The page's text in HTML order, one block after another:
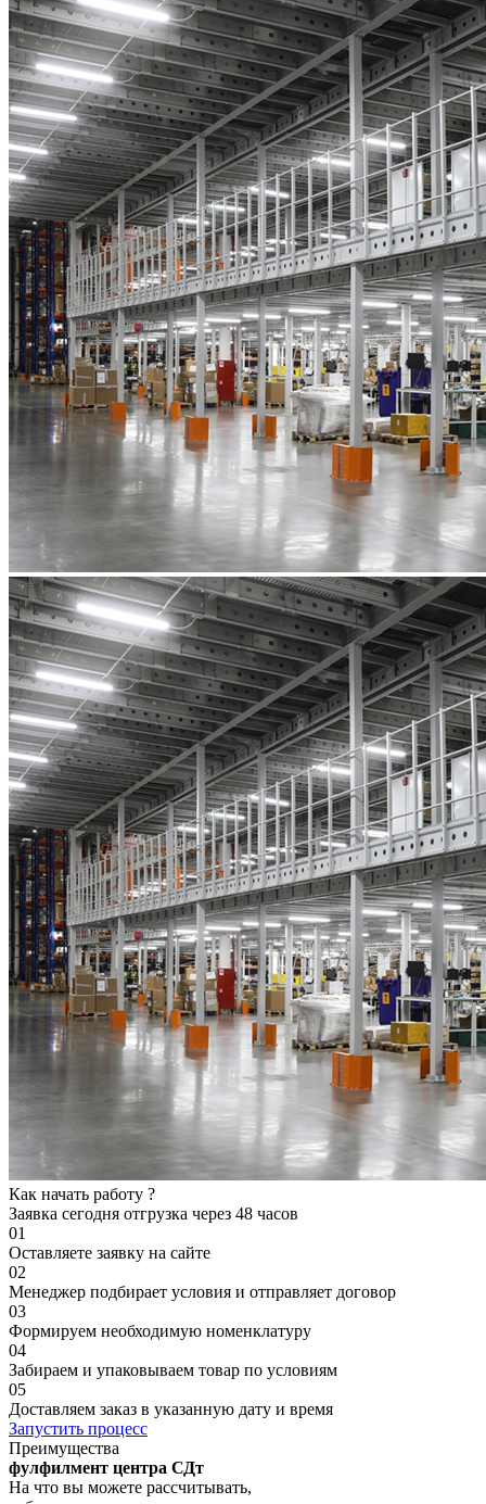
Как начать работу ?
Заявка сегодня отгрузка через 48 часов
01
Оставляете заявку на сайте
02
Менеджер подбирает условия и отправляет договор
03
Формируем необходимую номенклатуру
04
Забираем и упаковываем товар по условиям
05
Доставляем заказ в указанную дату и время
Запустить процесс
Преимущества
фулфилмент центра СДт
На что вы можете рассчитывать,